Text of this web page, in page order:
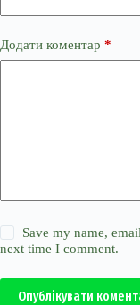
Додати коментар *
Save my name,
next time I comment.
Опублікувати